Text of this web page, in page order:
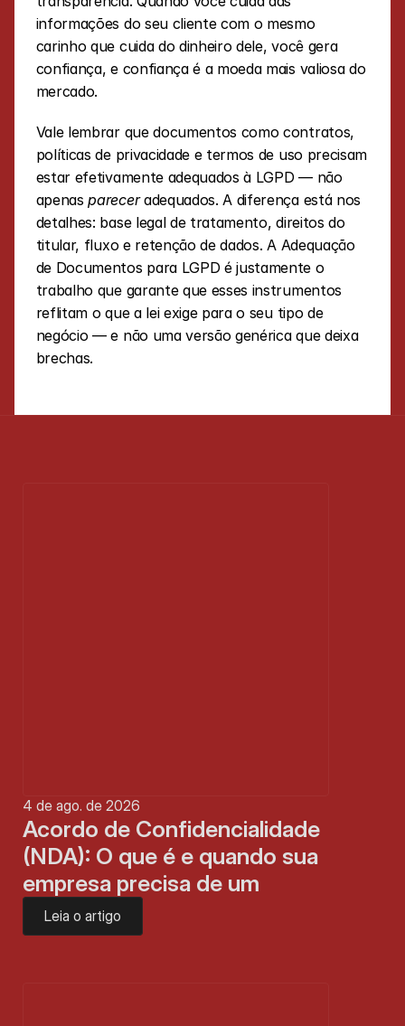
informações do seu cliente com o mesmo
carinho que cuida do dinheiro dele, você gera
confiança, e confiança é a moeda mais valiosa do
mercado.
Vale lembrar que documentos como contratos,
políticas de privacidade e termos de uso precisam
estar efetivamente adequados à LGPD — não
apenas parecer adequados. A diferença está nos
detalhes: base legal de tratamento, direitos do
titular, fluxo e retenção de dados. A Adequação
de Documentos para LGPD é justamente o
trabalho que garante que esses instrumentos
reflitam o que a lei exige para o seu tipo de
negócio — e não uma versão genérica que deixa
brechas.
4 de ago. de 2026
Acordo de Confidencialidade
(NDA): O que é e quando sua
empresa precisa de um
Leia o artigo